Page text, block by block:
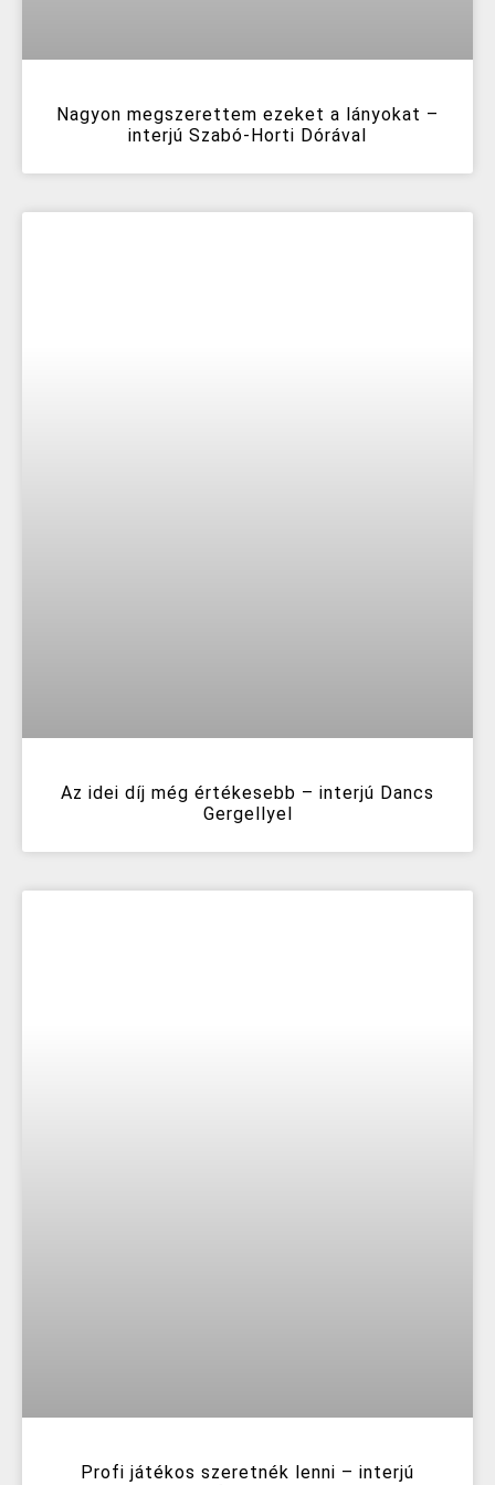
Nagyon megszerettem ezeket a lányokat –
interjú Szabó-Horti Dórával
Az idei díj még értékesebb – interjú Dancs
Gergellyel
Profi játékos szeretnék lenni – interjú